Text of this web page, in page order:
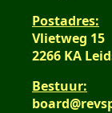
Postadres:
Vlietweg 15
2266 KA
Bestuur: